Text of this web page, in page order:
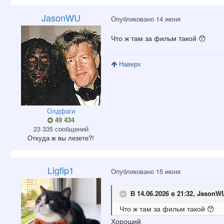
JasonWU
Олдфаги
49 434
23 335 сообщений
Откудаж вы лезете?!
Опубликовано 14 июня
Что ж там за фильм такой 😯
Наверх
Ligfip1 Опубликовано 15 июня
В 14.06.2026 в 21:32,
Что ж там за фильм такой 😯
Хороший